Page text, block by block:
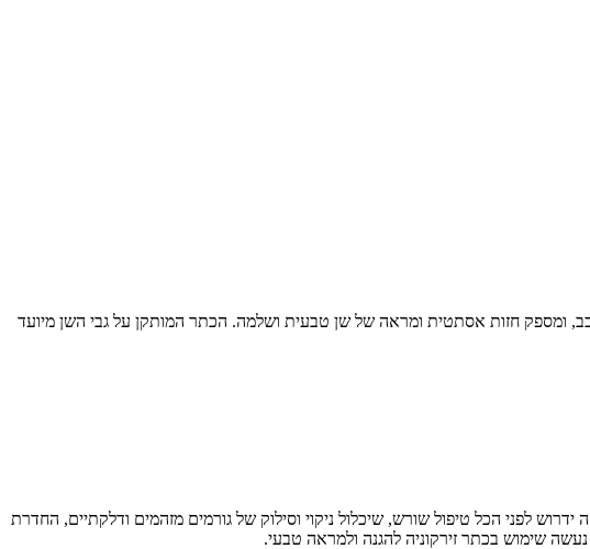
ומספק חזות אסתטית ומראה של שן טבעית ושלמה. הכתר המותקן על גבי השן מיועד
לפני הכל טיפול שורש, שיכלול ניקוי וסילוק של גורמים מזהמים ודלקתיים, החדרת
שימוש בכתר זירקוניה להגנה ולמראה טבעי.